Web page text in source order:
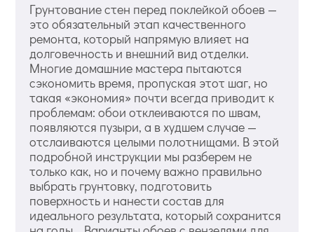
Грунтование стен перед поклейкой обоев —
это обязательный этап качественного
ремонта, который напрямую влияет на
долговечность и внешний вид отделки.
Многие домашние мастера пытаются
сэкономить время, пропуская этот шаг, но
такая «экономия» почти всегда приводит к
проблемам: обои отклеиваются по швам,
появляются пузыри, а в худшем случае —
отслаиваются целыми полотнищами. В этой
подробной инструкции мы разберем не
только как, но и почему важно правильно
выбрать грунтовку, подготовить
поверхность и нанести состав для
идеального результата, который сохранится